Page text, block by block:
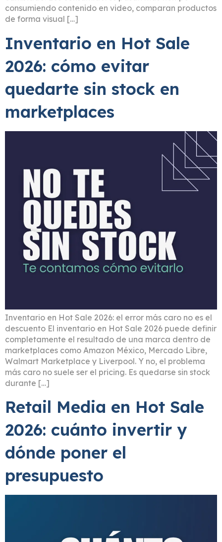
consumiendo contenido en video, comparan productos
de forma visual […]
Inventario en Hot Sale
2026: cómo evitar
quedarte sin stock en
marketplaces
Inventario en Hot Sale 2026: el error más caro no es el
descuento El inventario en Hot Sale 2026 puede definir
completamente el resultado de una marca dentro de
marketplaces como Amazon México, Mercado Libre,
Walmart Marketplace y Liverpool. Y no, el problema
más caro no suele ser el pricing. Es quedarse sin stock
durante […]
Retail Media en Hot Sale
2026: cuánto invertir y
dónde poner el
presupuesto